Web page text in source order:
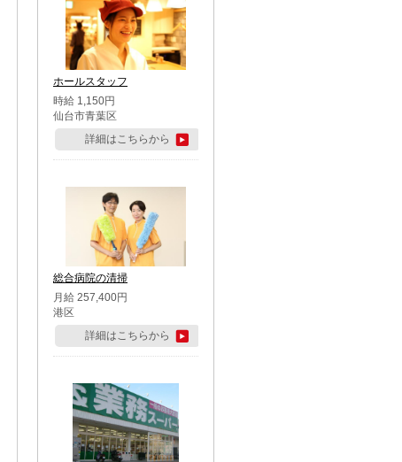
ホールスタッフ
時給 1,150円
仙台市青葉区
詳細はこちらから
総合病院の清掃
月給 257,400円
港区
詳細はこちらから